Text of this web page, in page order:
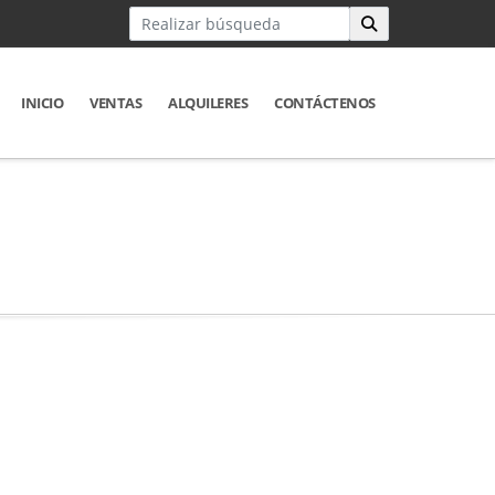
INICIO VENTAS ALQUILERES CONTÁCTENOS